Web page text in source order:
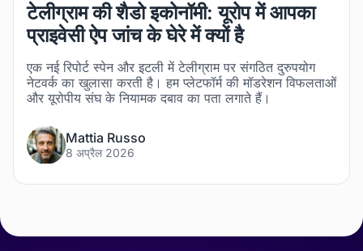
टेलीग्राम की शैडो इकोनॉमी: यूरोप में आपका
प्राइवेसी ऐप जांच के घेरे में क्यों है
एक नई रिपोर्ट स्पेन और इटली में टेलीग्राम पर संगठित दुरुपयोग
नेटवर्क का खुलासा करती है। हम प्लेटफॉर्म की मॉडरेशन विफलताओं
और यूरोपीय संघ के नियामक दबाव का पता लगाते हैं।
Mattia Russo
8 अप्रैल 2026